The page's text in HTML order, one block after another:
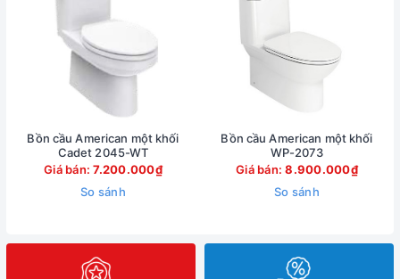
Bồn cầu American một khối
Cadet 2045-WT
Giá bán:7.200.000₫
So sánh
Bồn cầu American một khối
WP-2073
Giá bán:8.900.000₫
So sánh